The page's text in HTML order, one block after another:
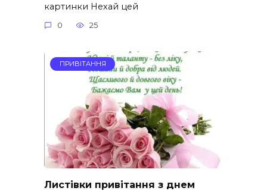
картинки Нехай цей
0 25
ПРИВІТАННЯ
Листівки привітання з днем